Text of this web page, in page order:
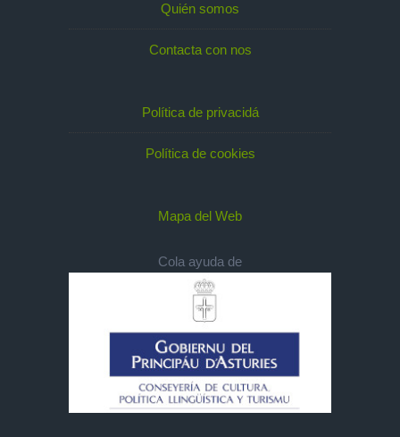
Quién somos
Contacta con nos
Política de privacidá
Política de cookies
Mapa del Web
Cola ayuda de